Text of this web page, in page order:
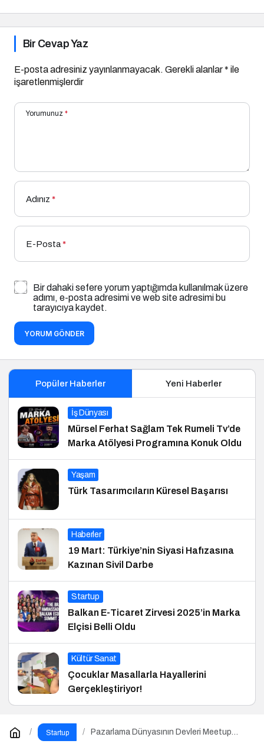
Bir Cevap Yaz
E-posta adresiniz yayınlanmayacak. Gerekli alanlar* ile
işaretlenmişlerdir
Yorumunuz *
Adınız *
E-Posta*
Bir dahaki sefere yorum yaptığımda kullanılmak üzere
adımı, e-posta adresimi ve web site adresimi bu
tarayıcıya kaydet.
YORUM GÖNDER
Popüler Haberler Yeni Haberler
İş Dünyası
Mürsel Ferhat Sağlam Tek Rumeli Tv’de
Marka Atölyesi Programına Konuk Oldu
Yaşam
Türk Tasarımcıların Küresel Başarısı
Haberler
19 Mart: Türkiye’nin Siyasi Hafızasına
Kazınan Sivil Darbe
Startup
Balkan E-Ticaret Zirvesi 2025’in Marka
Elçisi Belli Oldu
Kültür Sanat
Çocuklar Masallarla Hayallerini
Gerçekleştiriyor!
Startup
Pazarlama Dünyasının Devleri Meetup